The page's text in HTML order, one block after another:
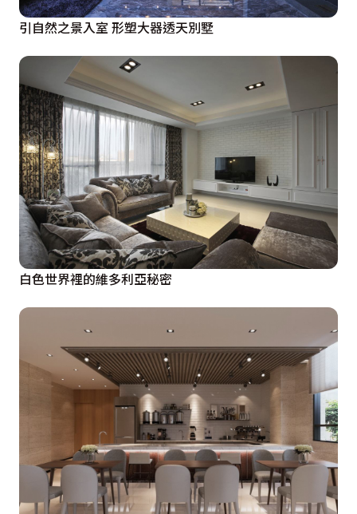
引自然之景入室 形塑大器透天別墅
白色世界裡的維多利亞秘密